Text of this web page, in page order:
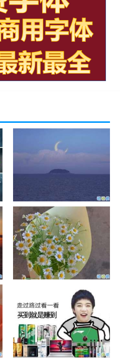
晚安励志语录带图片 晚安心语
励志鸡汤
晒风景照的唯美说说配图 适合
发风景的朋友圈文案